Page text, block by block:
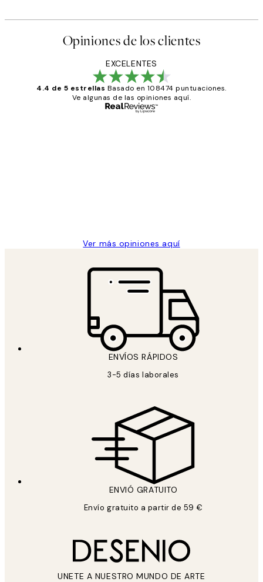
Opiniones de los clientes
EXCELENTES
4.4 de 5 estrellas Basado en 108474 puntuaciones.
Ve algunas de las opiniones aquí.
Ver más opiniones aquí
ENVÍOS RÁPIDOS
3-5 días laborales
ENVIÓ GRATUITO
Envío gratuito a partir de 59 €
UNETE A NUESTRO MUNDO DE ARTE